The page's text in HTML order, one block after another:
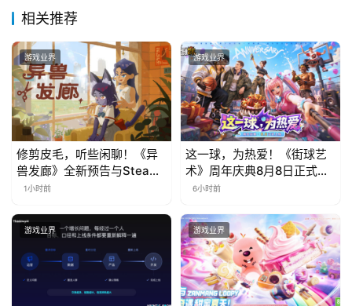
相关推荐
游戏业界
修剪皮毛，听些闲聊！《异
兽发廊》全新预告与Steam
免费试玩公开
1小时前
游戏业界
这一球，为热爱！《街球艺
术》周年庆典8月8日正式上
线，多重福利与全新内容同
6小时前
游戏业界 游戏业界